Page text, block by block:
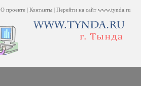
О проекте | Контакты | Перейти на сайт www.tynda.ru